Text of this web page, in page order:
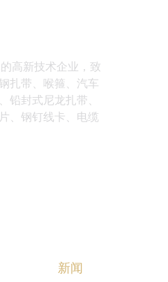
高新技术企业，致
扎带、喉箍、汽车
铅封式尼龙扎带、
、钢钉线卡、电缆
新闻